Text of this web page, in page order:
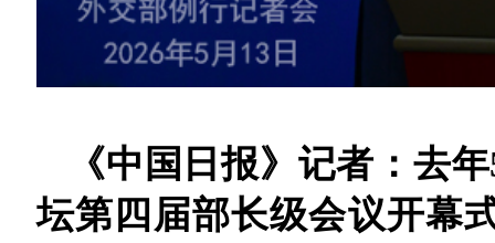
《中国日报》记者：去
坛第四届部长级会议开幕